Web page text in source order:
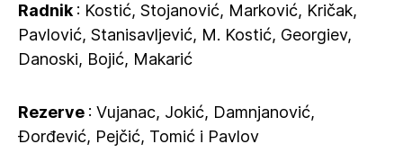
Radnik : Kostić, Stojanović, Marković, Kričak,
Pavlović, Stanisavljević, M. Kostić, Georgiev,
Danoski, Bojić, Makarić
Rezerve : Vujanac, Jokić, Damnjanović,
Đorđević, Pejčić, Tomić i Pavlov